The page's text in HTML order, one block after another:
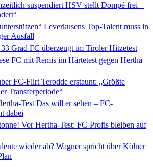
suspendiert HSV stellt Dompé frei –
Leverkusens Top-Talent muss in
Ausfall
Grad FC überzeugt im Tiroler Hitzetest
FC mit Remis im Härtetest gegen Hertha
FC-Flirt Terodde erstaunt: „Größte
Transferperiode“
Test Das will er sehen – FC-
dabei
Vor Hertha-Test: FC-Profis bleiben auf
wieder ab? Wagner spricht über Kölner